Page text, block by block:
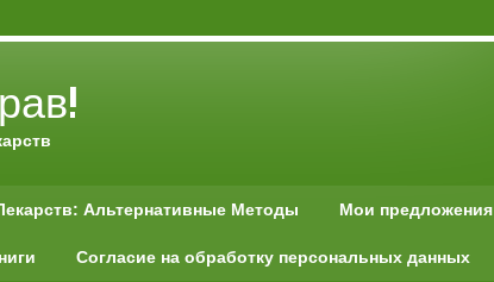
Альтернативные Методы Мои предложения
Согласие на обработку персональных данных